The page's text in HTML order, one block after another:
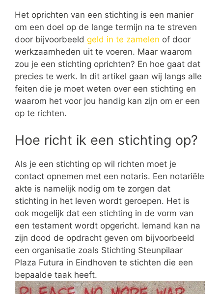
Het oprichten van een stichting is een manier
om een doel op de lange termijn na te streven
door bijvoorbeeld geld in te zamelen of door
werkzaamheden uit te voeren. Maar waarom
zou je een stichting oprichten? En hoe gaat dat
precies te werk. In dit artikel gaan wij langs alle
feiten die je moet weten over een stichting en
waarom het voor jou handig kan zijn om er een
op te richten.
Hoe richt ik een stichting op?
Als je een stichting op wil richten moet je
contact opnemen met een notaris. Een notariële
akte is namelijk nodig om te zorgen dat
stichting in het leven wordt geroepen. Het is
ook mogelijk dat een stichting in de vorm van
een testament wordt opgericht. Iemand kan na
zijn dood de opdracht geven om bijvoorbeeld
een organisatie zoals Stichting Steunpilaar
Plaza Futura in Eindhoven te stichten die een
bepaalde taak heeft.